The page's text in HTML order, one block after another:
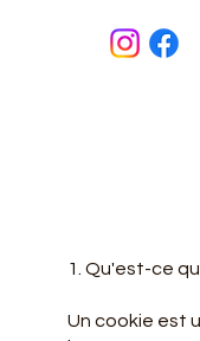
1. Qu'est-ce
Un cookie est